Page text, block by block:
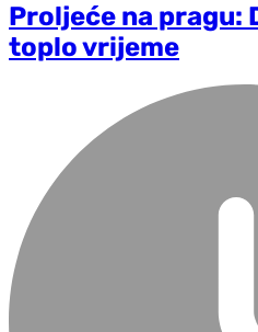
Proljeće na pragu:
toplo vrijeme